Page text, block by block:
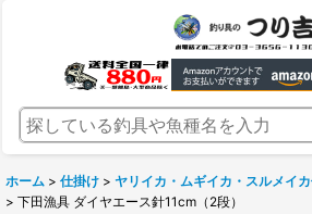
ホーム > 仕掛け > ヤリイカ・ムギイカ・スルメイ
> 下田漁具 ダイヤエース針11cm（2段）